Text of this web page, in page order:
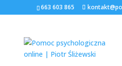
663 603 865
PIOTR